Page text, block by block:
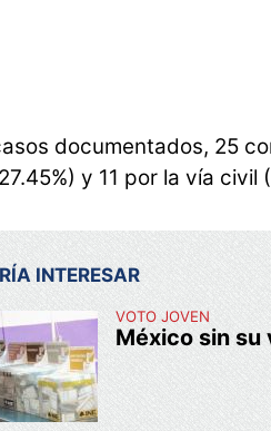
documentados, 25
y 11 por la vía civil
INTERESAR
VOTO JOVEN
México sin su